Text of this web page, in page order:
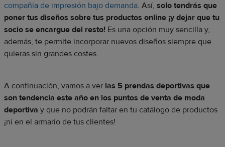
compañía de impresión bajo demanda. Así, solo tendrás que
poner tus diseños sobre tus productos online ¡y dejar que tu
socio se encargue del resto! Es una opción muy sencilla y,
además, te permite incorporar nuevos diseños siempre que
quieras sin grandes costes.
A continuación, vamos a ver las 5 prendas deportivas que
son tendencia este año en los puntos de venta de moda
deportiva y que no podrán faltar en tu catálogo de productos
¡ni en el armario de tus clientes!